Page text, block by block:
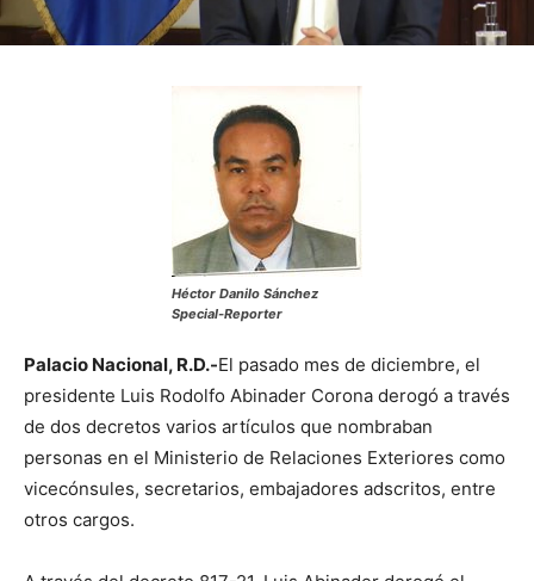
Héctor Danilo Sánchez
Special-Reporter
Palacio Nacional, R.D.-El pasado mes de diciembre, el
presidente Luis Rodolfo Abinader Corona derogó a través
de dos decretos varios artículos que nombraban
personas en el Ministerio de Relaciones Exteriores como
vicecónsules, secretarios, embajadores adscritos, entre
otros cargos.